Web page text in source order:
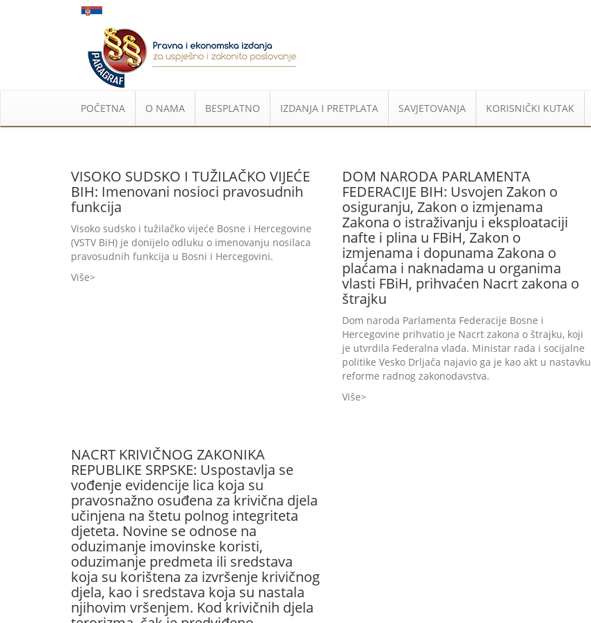
POČETNA O NAMA BESPLATNO IZDANJA I PRETPLATA SAVJETOVANJA KORISNIČKI KUTAK
VISOKO SUDSKO I TUŽILAČKO VIJEĆE
BIH: Imenovani nosioci pravosudnih
funkcija
Visoko sudsko i tužilačko vijeće Bosne i Hercegovine
(VSTV BiH) je donijelo odluku o imenovanju nosilaca
pravosudnih funkcija u Bosni i Hercegovini.
Više
DOM NARODA PARLAMENTA
FEDERACIJE BIH: Usvojen Zakon o
osiguranju, Zakon o izmjenama
Zakona o istraživanju i eksploataciji
nafte i plina u FBiH, Zakon o
izmjenama i dopunama Zakona o
plaćama i naknadama u organima
vlasti FBiH, prihvaćen Nacrt zakona o
štrajku
Dom naroda Parlamenta Federacije Bosne i
Hercegovine prihvatio je Nacrt zakona o štrajku, koji
je utvrdila Federalna vlada. Ministar rada i socijalne
politike Vesko Drljača najavio ga je kao akt u nastavku
reforme radnog zakonodavstva.
Više
NACRT KRIVIČNOG ZAKONIKA
REPUBLIKE SRPSKE: Uspostavlja se
vođenje evidencije lica koja su
pravosnažno osuđena za krivična djela
učinjena na štetu polnog integriteta
djeteta. Novine se odnose na
oduzimanje imovinske koristi,
oduzimanje predmeta ili sredstava
koja su korištena za izvršenje krivičnog
djela, kao i sredstava koja su nastala
njihovim vršenjem. Kod krivičnih djela